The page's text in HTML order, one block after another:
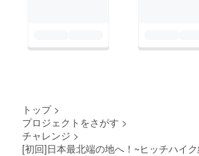
トップ >
プロジェクトをさがす >
チャレンジ >
[初回]日本最北端の地へ！~ヒッチハイ